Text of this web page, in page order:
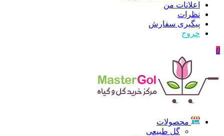
اعلانات من
نظرات
پیگیری سفارش
خروج
0
محصولات
گل طبیعی